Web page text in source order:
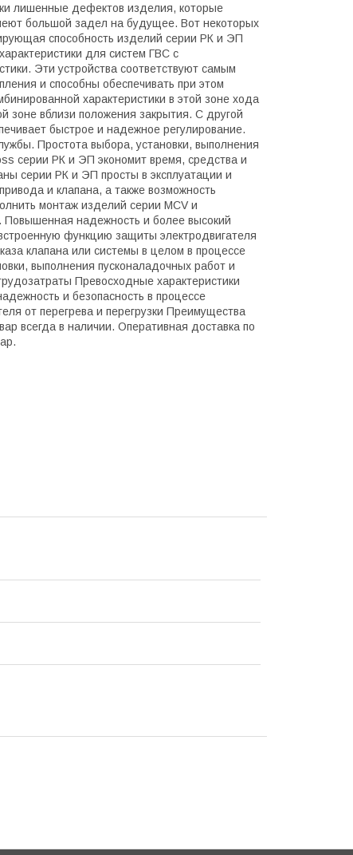
лишенные дефектов изделия, которые
большой задел на будущее. Вот некоторых
способность изделий серии РК и ЭП
для систем ГВС с
Эти устройства соответствуют самым
и способны обеспечивать при этом
характеристики в этой зоне хода
зоне вблизи положения закрытия. С другой
быстрое и надежное регулирование.
Простота выбора, установки, выполнения
серии РК и ЭП экономит время, средства и
серии РК и ЭП просты в эксплуатации и
и клапана, а также возможность
монтаж изделий серии MCV и
надежность и более высокий
функцию защиты электродвигателя
клапана или системы в целом в процессе
выполнения пусконаладочных работ и
Превосходные характеристики
и безопасность в процессе
от перегрева и перегрузки Преимущества
всегда в наличии. Оперативная доставка по